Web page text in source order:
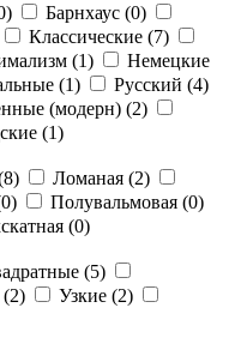
) Барнхаус (0)
Классические (7)
(1)
Немецкие
(1) Русский (4)
(модерн) (2)
(1)
8) Ломаная (2)
0) Полувальмовая (0)
(0)
(5)
(2) Узкие (2)